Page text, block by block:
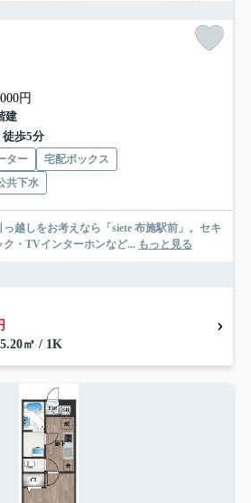
円
建
歩5分
ター
宅配ボックス
共下水
越しをお考えなら「siete 布施駅前」。セキ
・TVインターホンなど... もっと見る
㎡ / 1K